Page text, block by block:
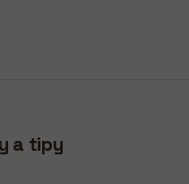
a tipy